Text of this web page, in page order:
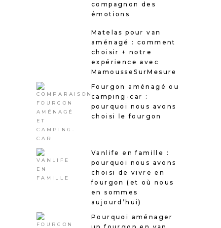
compagnon des
émotions
Matelas pour van
aménagé : comment
choisir + notre
expérience avec
MamousseSurMesure
Fourgon aménagé ou
camping-car :
pourquoi nous avons
choisi le fourgon
Vanlife en famille :
pourquoi nous avons
choisi de vivre en
fourgon (et où nous
en sommes
aujourd’hui)
Pourquoi aménager